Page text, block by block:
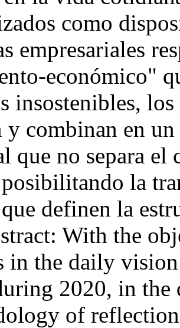
como
empresariales
económico"
insostenibles,
y combinan en
que no separa
la
definen la
With the
in the daily
2020, in
of